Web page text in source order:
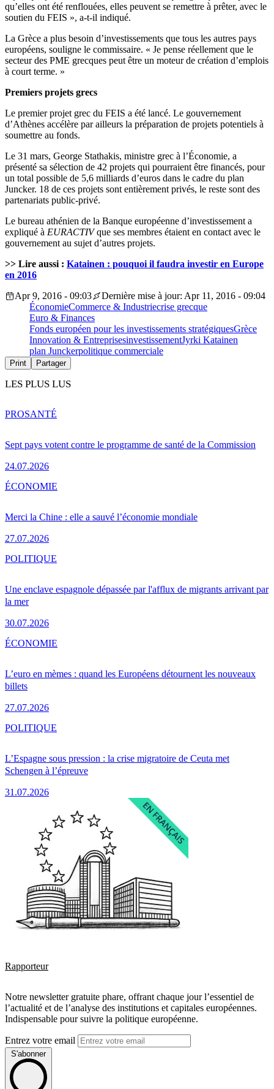
qu’elles ont été renflouées, elles peuvent se remettre à prêter, avec le
soutien du FEIS », a-t-il indiqué.
La Grèce a plus besoin d’investissements que tous les autres pays
européens, souligne le commissaire. « Je pense réellement que le
secteur des PME grecques peut être un moteur de création d’emplois
à court terme. »
Premiers projets grecs
Le premier projet grec du FEIS a été lancé. Le gouvernement
d’Athènes accélère par ailleurs la préparation de projets potentiels à
soumettre au fonds.
Le 31 mars, George Stathakis, ministre grec à l’Économie, a
présenté sa sélection de 42 projets qui pourraient être financés, pour
un total possible de 5,6 milliards d’euros dans le cadre du plan
Juncker. 18 de ces projets sont entièrement privés, le reste sont des
partenariats public-privé.
Le bureau athénien de la Banque européenne d’investissement a
expliqué à EURACTIVque ses membres étaient en contact avec le
gouvernement au sujet d’autres projets.
>> Lire aussi : Katainen : pouquoi il faudra investir en Europe
en 2016
Apr 9, 2016 - 09:03
Dernière mise à jour: Apr 11, 2016 - 09:04
ÉconomieCommerce & Industriecrise grecque
Euro & Finances
Fonds européen pour les investissements stratégiquesGrèce
Innovation & EntreprisesinvestissementJyrki Katainen
plan Junckerpolitique commerciale
Print Partager
LES PLUS LUS
Sept pays votent contre le programme de santé de la Commission
24.07.2026
PROSANTÉ
Merci la Chine : elle a sauvé l’économie mondiale
27.07.2026
ÉCONOMIE
Une enclave espagnole dépassée par l'afflux de migrants arrivant par
la mer
30.07.2026
POLITIQUE
L’euro en mèmes : quand les Européens détournent les nouveaux
billets
27.07.2026
ÉCONOMIE
L’Espagne sous pression : la crise migratoire de Ceuta met
Schengen à l’épreuve
31.07.2026
POLITIQUE
Rapporteur
Notre newsletter gratuite phare, offrant chaque jour l’essentiel de
l’actualité et de l’analyse des institutions et capitales européennes.
Indispensable pour suivre la politique européenne.
Entrez votre email
S'abonner